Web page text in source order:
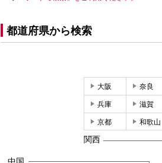
都道府県から検索
大阪 奈良
兵庫 滋賀
京都 和歌山
関西